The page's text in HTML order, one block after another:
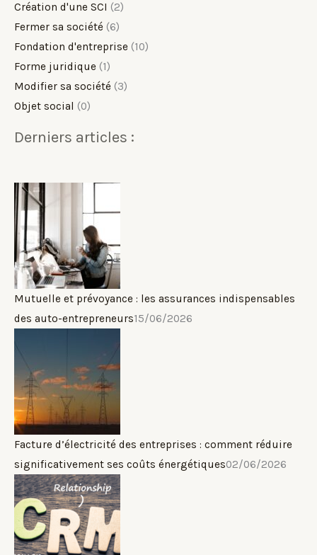
Création d'une SCI (2)
Fermer sa société (6)
Fondation d'entreprise (10)
Forme juridique (1)
Modifier sa société (3)
Objet social
(0)
Derniers articles :
Mutuelle et prévoyance : les assurances indispensables
des auto-entrepreneurs15/06/2026
Facture d’électricité des entreprises : comment réduire
significativement ses coûts énergétiques02/06/2026